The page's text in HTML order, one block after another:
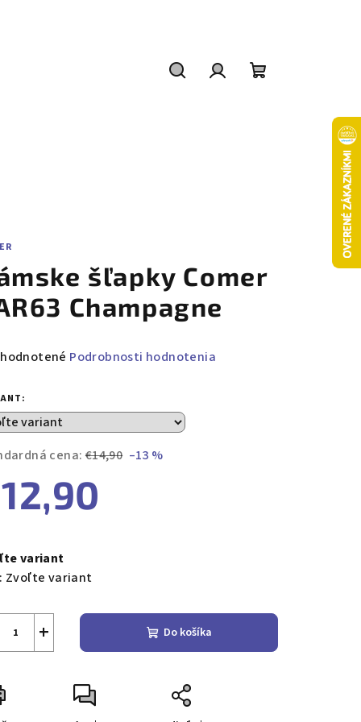
šľapky Comer
Champagne
Podrobnosti hodnotenia
cena: €14,90 –13 %
variant
Zvoľte variant
+ Do košíka